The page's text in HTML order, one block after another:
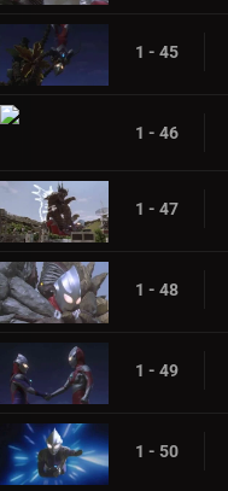
1 - 45
1 - 46
1 - 47
1 - 48
1 - 49
1 - 50